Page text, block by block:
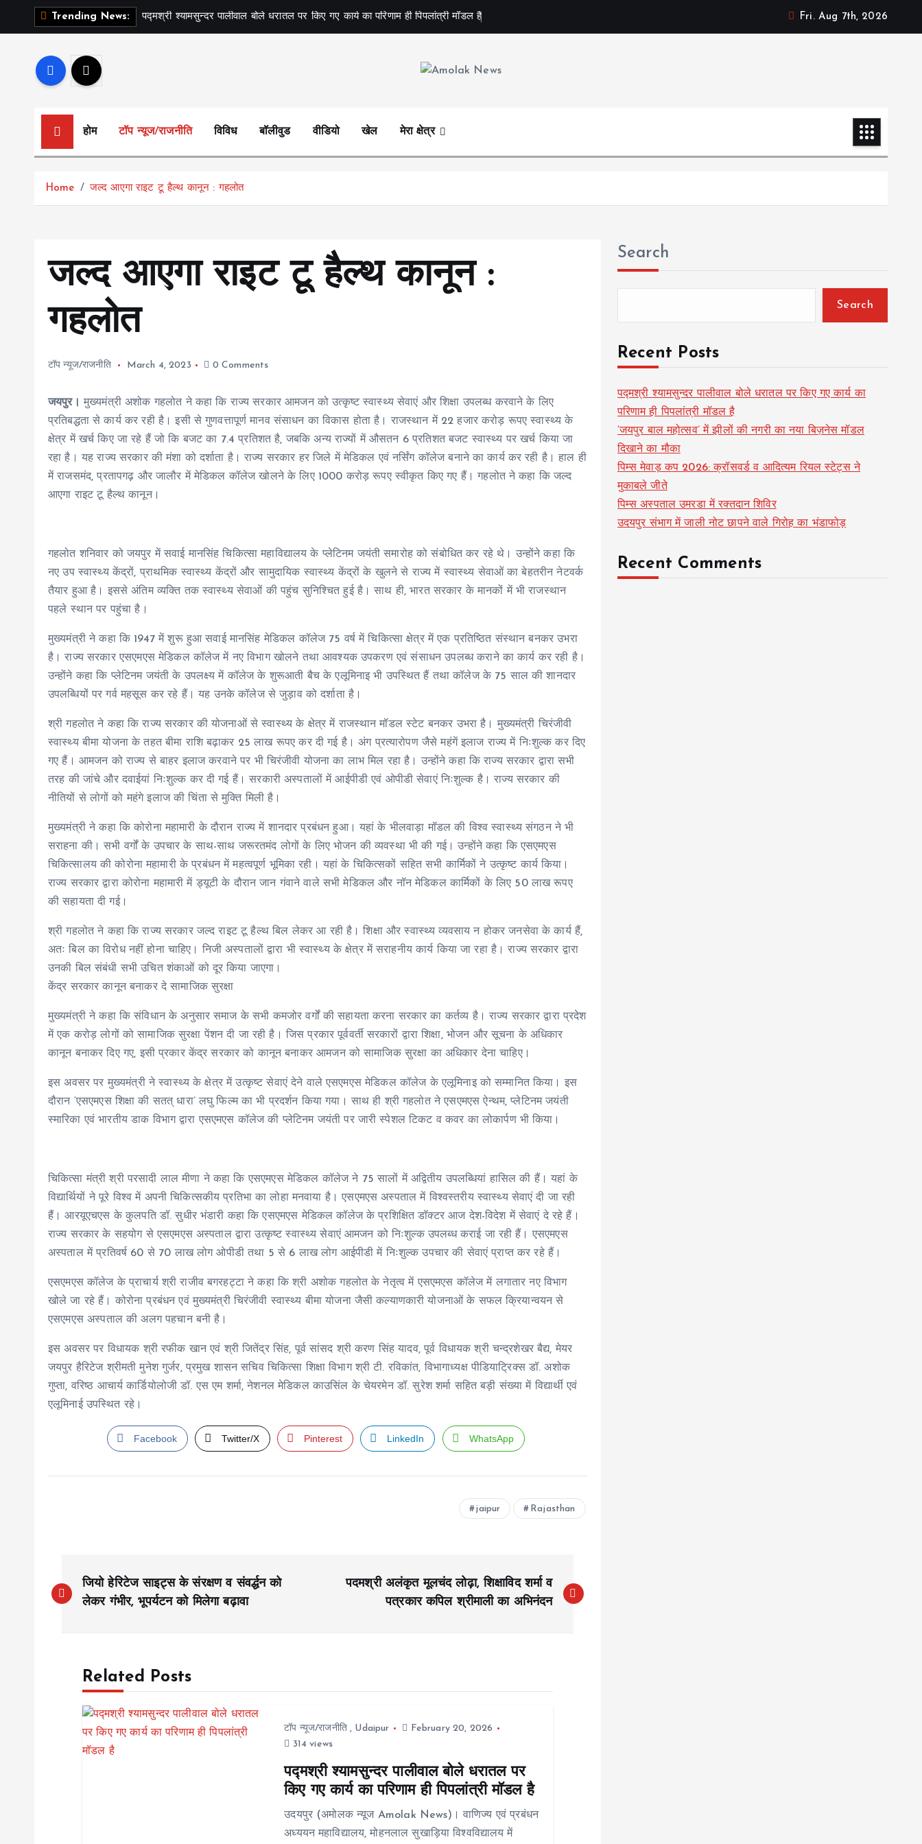
Trending News: पद्मश्री श्यामसुन्दर पालीवाल बोले धरातल पर किए गए कार्य का परिणाम ही पिपलांत्री मॉडल है Fri. Aug 7th, 2026
होम टॉप न्यूज/राजनीति विविध बॉलीवुड वीडियो खेल मेरा क्षेत्र
Home जल्द आएगा राइट टू हैल्थ कानून : गहलोत
जल्द आएगा राइट टू हैल्थ कानून :
गहलोत
टॉप न्यूज/राजनीति March 4, 2023 0 Comments
जयपुर।
मुख्यमंत्री अशोक गहलोत ने कहा कि राज्य सरकार आमजन को उत्कृष्ट स्वास्थ्य सेवाएं और शिक्षा उपलब्ध करवाने के लिए
प्रतिबद्धता से कार्य कर रही है। इसी से गुणवत्तापूर्ण मानव संसाधन का विकास होता है। राजस्थान में 22 हजार करोड़ रूपए स्वास्थ्य के
क्षेत्र में खर्च किए जा रहे हैं जो कि बजट का 7.4 प्रतिशत है, जबकि अन्य राज्यों में औसतन 6 प्रतिशत बजट स्वास्थ्य पर खर्च किया जा
रहा है। यह राज्य सरकार की मंशा को दर्शाता है। राज्य सरकार हर जिले में मेडिकल एवं नर्सिंग कॉलेज बनाने का कार्य कर रही है। हाल ही
में राजसमंद, प्रतापगढ़ और जालौर में मेडिकल कॉलेज खोलने के लिए 1000 करोड़ रूपए स्वीकृत किए गए हैं। गहलोत ने कहा कि जल्द
आएगा राइट टू हैल्थ कानून।
गहलोत शनिवार को जयपुर में सवाई मानसिंह चिकित्सा महाविद्यालय के प्लेटिनम जयंती समारोह को संबोधित कर रहे थे। उन्होंने कहा कि
नए उप स्वास्थ्य केंद्रों, प्राथमिक स्वास्थ्य केंद्रों और सामुदायिक स्वास्थ्य केंद्रों के खुलने से राज्य में स्वास्थ्य सेवाओं का बेहतरीन नेटवर्क
तैयार हुआ है। इससे अंतिम व्यक्ति तक स्वास्थ्य सेवाओं की पहुंच सुनिश्चित हुई है। साथ ही, भारत सरकार के मानकों में भी राजस्थान
पहले स्थान पर पहुंचा है।
मुख्यमंत्री ने कहा कि 1947 में शुरू हुआ सवाई मानसिंह मेडिकल कॉलेज 75 वर्ष में चिकित्सा क्षेत्र में एक प्रतिष्ठित संस्थान बनकर उभरा
है। राज्य सरकार एसएमएस मेडिकल कॉलेज में नए विभाग खोलने तथा आवश्यक उपकरण एवं संसाधन उपलब्ध कराने का कार्य कर रही है।
उन्होंने कहा कि प्लेटिनम जयंती के उपलक्ष्य में कॉलेज के शुरूआती बैच के एलूमिनाइ भी उपस्थित हैं तथा कॉलेज के 75 साल की शानदार
उपलब्धियों पर गर्व महसूस कर रहे हैं। यह उनके कॉलेज से जुड़ाव को दर्शाता है।
श्री गहलोत ने कहा कि राज्य सरकार की योजनाओं से स्वास्थ्य के क्षेत्र में राजस्थान मॉडल स्टेट बनकर उभरा है। मुख्यमंत्री चिरंजीवी
स्वास्थ्य बीमा योजना के तहत बीमा राशि बढ़ाकर 25 लाख रूपए कर दी गई है। अंग प्रत्यारोपण जैसे महंगें इलाज राज्य में निःशुल्क कर दिए
गए हैं। आमजन को राज्य से बाहर इलाज करवाने पर भी चिरंजीवी योजना का लाभ मिल रहा है। उन्होंने कहा कि राज्य सरकार द्वारा सभी
तरह की जांचे और दवाईयां निःशुल्क कर दी गई हैं। सरकारी अस्पतालों में आईपीडी एवं ओपीडी सेवाएं निःशुल्क है। राज्य सरकार की
नीतियों से लोगों को महंगे इलाज की चिंता से मुक्ति मिली है।
मुख्यमंत्री ने कहा कि कोरोना महामारी के दौरान राज्य में शानदार प्रबंधन हुआ। यहां के भीलवाड़ा मॉडल की विश्व स्वास्थ्य संगठन ने भी
सराहना की। सभी वर्गों के उपचार के साथ-साथ जरूरतमंद लोगों के लिए भोजन की व्यवस्था भी की गई। उन्होंने कहा कि एसएमएस
चिकित्सालय की कोरोना महामारी के प्रबंधन में महत्वपूर्ण भूमिका रही। यहां के चिकित्सकों सहित सभी कार्मिकों ने उत्कृष्ट कार्य किया।
राज्य सरकार द्वारा कोरोना महामारी में ड्यूटी के दौरान जान गंवाने वाले सभी मेडिकल और नॉन मेडिकल कार्मिकों के लिए 50 लाख रूपए
की सहायता दी गई।
श्री गहलोत ने कहा कि राज्य सरकार जल्द राइट टू हैल्थ बिल लेकर आ रही है। शिक्षा और स्वास्थ्य व्यवसाय न होकर जनसेवा के कार्य हैं,
अतः बिल का विरोध नहीं होना चाहिए। निजी अस्पतालों द्वारा भी स्वास्थ्य के क्षेत्र में सराहनीय कार्य किया जा रहा है। राज्य सरकार द्वारा
उनकी बिल संबंधी सभी उचित शंकाओं को दूर किया जाएगा।
केंद्र सरकार कानून बनाकर दे सामाजिक सुरक्षा
मुख्यमंत्री ने कहा कि संविधान के अनुसार समाज के सभी कमजोर वर्गों की सहायता करना सरकार का कर्तव्य है। राज्य सरकार द्वारा प्रदेश
में एक करोड़ लोगों को सामाजिक सुरक्षा पेंशन दी जा रही है। जिस प्रकार पूर्ववर्ती सरकारों द्वारा शिक्षा, भोजन और सूचना के अधिकार
कानून बनाकर दिए गए, इसी प्रकार केंद्र सरकार को कानून बनाकर आमजन को सामाजिक सुरक्षा का अधिकार देना चाहिए।
इस अवसर पर मुख्यमंत्री ने स्वास्थ्य के क्षेत्र में उत्कृष्ट सेवाएं देने वाले एसएमएस मेडिकल कॉलेज के एलूमिनाइ को सम्मानित किया। इस
दौरान ‘एसएमएस शिक्षा की सतत् धारा’ लघु फिल्म का भी प्रदर्शन किया गया। साथ ही श्री गहलोत ने एसएमएस ऐन्थम, प्लेटिनम जयंती
स्मारिका एवं भारतीय डाक विभाग द्वारा एसएमएस कॉलेज की प्लेटिनम जयंती पर जारी स्पेशल टिकट व कवर का लोकार्पण भी किया।
चिकित्सा मंत्री श्री परसादी लाल मीणा ने कहा कि एसएमएस मेडिकल कॉलेज ने 75 सालों में अद्वितीय उपलब्धियां हासिल की हैं। यहां के
विद्यार्थियों ने पूरे विश्व में अपनी चिकित्सकीय प्रतिभा का लोहा मनवाया है। एसएमएस अस्पताल में विश्वस्तरीय स्वास्थ्य सेवाएं दी जा रही
हैं। आरयूएचएस के कुलपति डॉ. सुधीर भंडारी कहा कि एसएमएस मेडिकल कॉलेज के प्रशिक्षित डॉक्टर आज देश-विदेश में सेवाएं दे रहे हैं।
राज्य सरकार के सहयोग से एसएमएस अस्पताल द्वारा उत्कृष्ट स्वास्थ्य सेवाएं आमजन को निःशुल्क उपलब्ध कराई जा रही हैं। एसएमएस
अस्पताल में प्रतिवर्ष 60 से 70 लाख लोग ओपीडी तथा 5 से 6 लाख लोग आईपीडी में निःशुल्क उपचार की सेवाएं प्राप्त कर रहे हैं।
एसएमएस कॉलेज के प्राचार्य श्री राजीव बगरहट्टा ने कहा कि श्री अशोक गहलोत के नेतृत्व में एसएमएस कॉलेज में लगातार नए विभाग
खोले जा रहे हैं। कोरोना प्रबंधन एवं मुख्यमंत्री चिरंजीवी स्वास्थ्य बीमा योजना जैसी कल्याणकारी योजनाओं के सफल क्रियान्वयन से
एसएमएस अस्पताल की अलग पहचान बनी है।
इस अवसर पर विधायक श्री रफीक खान एवं श्री जितेंद्र सिंह, पूर्व सांसद श्री करण सिंह यादव, पूर्व विधायक श्री चन्द्रशेखर बैद्य, मेयर
जयपुर हैरिटेज श्रीमती मुनेश गुर्जर, प्रमुख शासन सचिव चिकित्सा शिक्षा विभाग श्री टी. रविकांत, विभागाध्यक्ष पीडियाट्रिक्स डॉ. अशोक
गुप्ता, वरिष्ठ आचार्य कार्डियोलोजी डॉ. एस एम शर्मा, नेशनल मेडिकल काउसिंल के चेयरमेन डॉ. सुरेश शर्मा सहित बड़ी संख्या में विद्यार्थी एवं
एलूमिनाई उपस्थित रहे।
Facebook Twitter/X Pinterest LinkedIn WhatsApp
jaipur Rajasthan
o
जियो हेरिटेज साइट्स के संरक्षण व संवर्द्धन को
लेकर गंभीर, भूपर्यटन को मिलेगा बढ़ावा
पदमश्री अलंकृत मूलचंद लोढ़ा, शिक्षाविद शर्मा व
पत्रकार कपिल श्रीमाली का अभिनंदन
Related Posts
टॉप न्यूज/राजनीति, Udaipur
February 20, 2026
314 views
पद्मश्री श्यामसुन्दर पालीवाल बोले धरातल पर
किए गए कार्य का परिणाम ही पिपलांत्री मॉडल है
उदयपुर (अमोलक न्यूज Amolak News)। वाणिज्य एवं प्रबंधन
अध्ययन महाविद्यालय, मोहनलाल सुखाड़िया विश्वविद्यालय में
Search
Search
Recent Posts
पद्मश्री श्यामसुन्दर पालीवाल बोले धरातल पर किए गए कार्य का
परिणाम ही पिपलांत्री मॉडल है
‘जयपुर बाल महोत्सव’ में झीलों की नगरी का नया बिज़नेस मॉडल
दिखाने का मौका
पिम्स मेवाड़ कप 2026: क्रॉसवर्ड व आदित्यम रियल स्टेट्स ने
मुकाबले जीते
पिम्स अस्पताल उमरडा में रक्तदान शिविर
उदयपुर संभाग में जाली नोट छापने वाले गिरोह का भंडाफोड़
Recent Comments